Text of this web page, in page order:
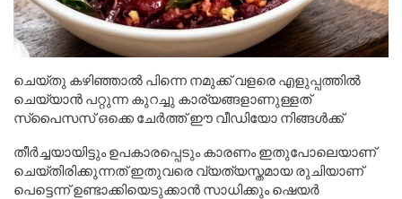
ചെയ്തു കഴിഞ്ഞാൽ പിന്നെ നമുക്ക് വളരെ എളുപ്പത്തിൽ
ചെയ്യാൻ പറ്റുന്ന കുറച്ചു കാര്യങ്ങളാണുള്ളത്
സ്പൈസസ് ഒക്കെ ചേർത്ത് ഈ വീഡിയോ നിങ്ങൾക്ക്
തീർച്ചയായിട്ടും ഉപകാരപ്പെടും കാരണം ഇതുപോലെയാണ്
ചെയ്തിരിക്കുന്നത് ഇതുവരെ വ്യത്യസ്തമായ രുചിയാണ്
പെട്ടെന്ന് ഉണ്ടാക്കിയെടുക്കാൻ സാധിക്കും ഷെയർ